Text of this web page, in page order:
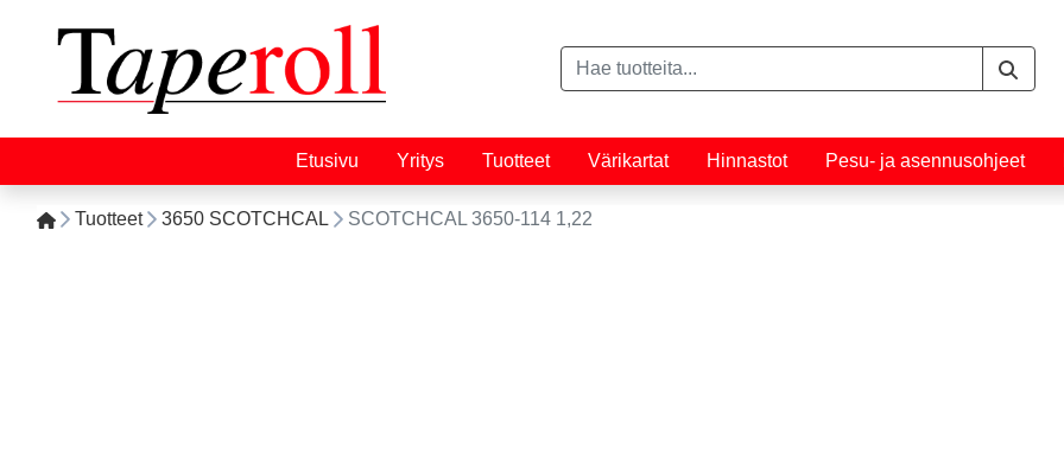
Etusivu Yritys Tuotteet Värikartat Hinnastot Pesu- ja asennusohjeet
Tuotteet 3650 SCOTCHCAL SCOTCHCAL 3650-114 1,22